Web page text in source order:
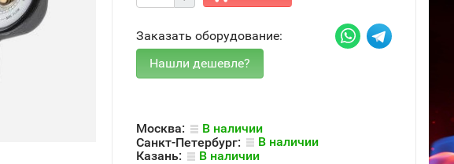
Заказать оборудование:
Москва:
В наличии
Санкт-Петербург:
В наличии
Казань:
В наличии